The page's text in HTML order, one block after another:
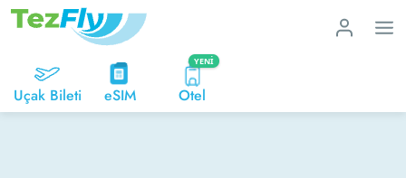
Uçak Bileti eSIM
YENI
Otel